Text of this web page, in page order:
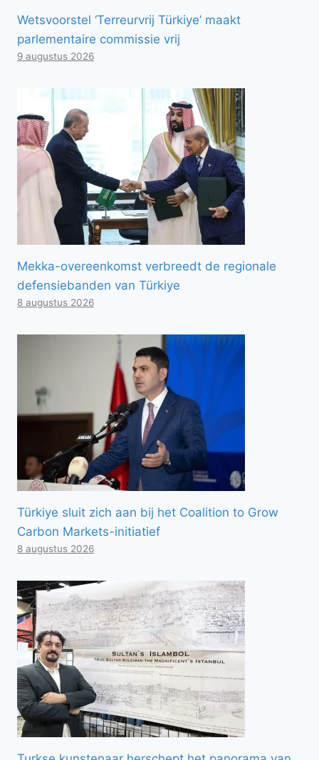
Wetsvoorstel ‘Terreurvrij Türkiye’ maakt
parlementaire commissie vrij
9 augustus 2026
Mekka-overeenkomst verbreedt de regionale
defensiebanden van Türkiye
8 augustus 2026
Türkiye sluit zich aan bij het Coalition to Grow
Carbon Markets-initiatief
8 augustus 2026